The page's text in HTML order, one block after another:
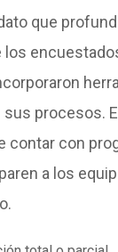
que
los
procesos.
contar con
a los